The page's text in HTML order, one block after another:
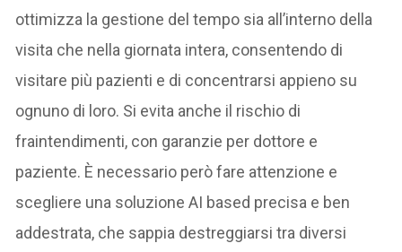
ottimizza la gestione del tempo sia all’interno della
visita che nella giornata intera, consentendo di
visitare più pazienti e di concentrarsi appieno su
ognuno di loro. Si evita anche il rischio di
fraintendimenti, con garanzie per dottore e
paziente. È necessario però fare attenzione e
scegliere una soluzione AI based precisa e ben
addestrata, che sappia destreggiarsi tra diversi